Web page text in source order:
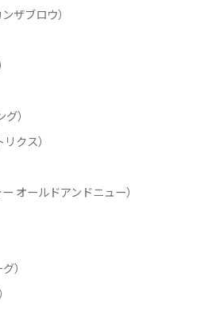
ザブロウ）
）
クス）
オールドアンドニュー）
）